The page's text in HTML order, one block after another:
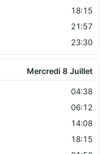
18:15
21:57
23:30
Mercredi 8 Juillet
04:38
06:12
14:08
18:15